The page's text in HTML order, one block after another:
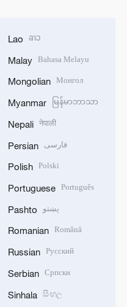
Lao ລາວ
Malay Bahasa Melayu
Mongolian Монгол
Myanmar မြန်မာဘာသာ
Nepali नेपाली
Persian فارسی
Polish Polski
Portuguese Português
Pashto پښتو
Romanian Română
Russian Русский
Serbian Српски
Sinhala සිංහල